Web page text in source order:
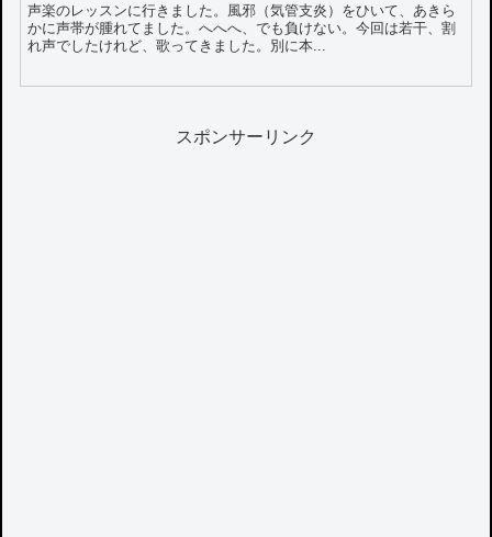
声楽のレッスンに行きました。風邪（気管支炎）をひいて、あきら
かに声帯が腫れてました。へへへ、でも負けない。今回は若干、割
れ声でしたけれど、歌ってきました。別に本...
スポンサーリンク